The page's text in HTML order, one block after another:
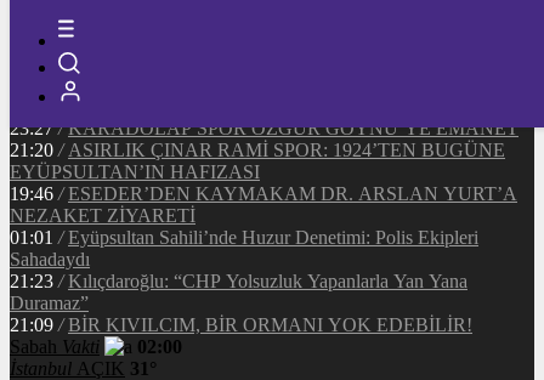
/ MHP EYÜPSULTAN TEŞKİLATI’NIN ACI GÜNÜ
13:33
/ BAŞKAN DR. MİTHAT BÜLENT ÖZMEN’DEN
KAMUOYUNA AÇIKLAMA
Makyaj Sanatçısı Uzay Damla Yıldız, Uluslararası
Başarılarıyla Türkiye’yi Temsil Ediyor
23:27 / KARADOLAP SPOR ÖZGÜR GÖYNÜ’YE EMANET
21:20 / ASIRLIK ÇINAR RAMİ SPOR: 1924’TEN BUGÜNE
EYÜPSULTAN’IN HAFIZASI
19:46 / ESEDER’DEN KAYMAKAM DR. ARSLAN YURT’A
NEZAKET ZİYARETİ
01:01 / Eyüpsultan Sahili’nde Huzur Denetimi: Polis Ekipleri
Sahadaydı
21:23 / Kılıçdaroğlu: “CHP Yolsuzluk Yapanlarla Yan Yana
Duramaz”
21:09 / BİR KIVILCIM, BİR ORMANI YOK EDEBİLİR!
Sabah Vakti
02:00
İstanbul AÇIK 31°